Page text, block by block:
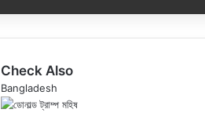
Check Also
Close
Bangladesh